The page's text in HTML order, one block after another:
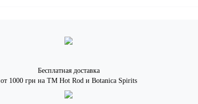
Бесплатная доставка
от 1000 грн на ТМ Hot Rod и Botanica Spirits